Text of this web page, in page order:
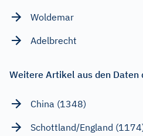
Woldemar
Adelbrecht
Weitere Artikel aus den Daten
China (1348)
Schottland/England